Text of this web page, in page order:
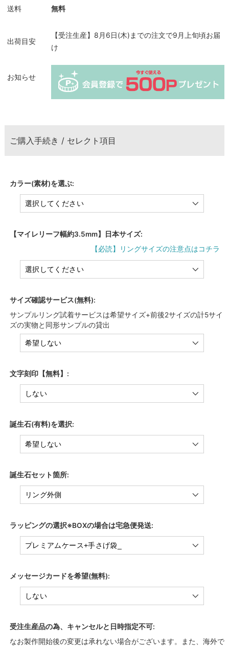
送料 無料
出荷目安
【受注生産】8月6日(木)までの注文で9月上旬頃お届
け
お知らせ
ご購入手続き / セレクト項目
カラー(素材)を選ぶ:
【マイレリーフ幅約3.5mm】日本サイズ:
【必読】リングサイズの注意点はコチラ
サイズ確認サービス(無料):
サンプルリング試着サービスは希望サイズ+前後2サイズの計5サイ
ズの実物と同形サンプルの貸出
文字刻印【無料】:
誕生石(有料)を選択:
誕生石セット箇所:
ラッピングの選択※BOXの場合は宅急便発送:
メッセージカードを希望(無料):
受注生産品の為、キャンセルと日時指定不可:
なお製作開始後の変更は承れない場合がございます。また、海外で